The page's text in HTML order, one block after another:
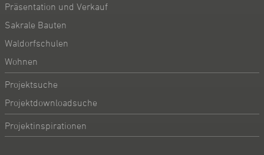
Präsentation und Verkauf
Sakrale Bauten
Waldorfschulen
Wohnen
Projektsuche
Projektdownloadsuche
Projektinspirationen